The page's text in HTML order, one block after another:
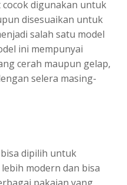
digunakan untuk
disesuaikan untuk
salah satu model
ini mempunyai
cerah maupun gelap,
selera masing-
dipilih untuk
modern dan bisa